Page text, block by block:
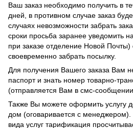
Ваш заказ необходимо получить в
дней, в противном случае заказ
случаях невозможности забрать
сроки просьба заранее уведомить
при заказе отделение Новой Почты)
своевременно забрать посылку.
Для получения Вашего заказа Вам
паспорт и знать номер товарно-
(отправляется Вам в смс-
Также Вы можете оформить услугу
дом (оговаривается с менеджером).
вида услуг тарификация